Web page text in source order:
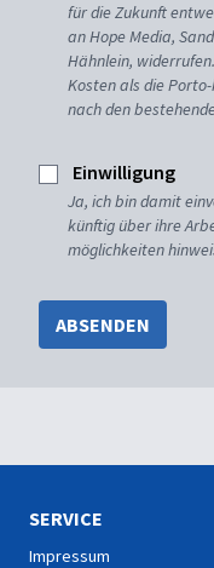
für die Zukunft
an Hope Media,
Hähnlein,
Kosten als die
nach den
Einwilligung
Ja, ich bin damit
künftig über ihre
möglichkeiten
ABSENDEN
SERVICE
Impressum